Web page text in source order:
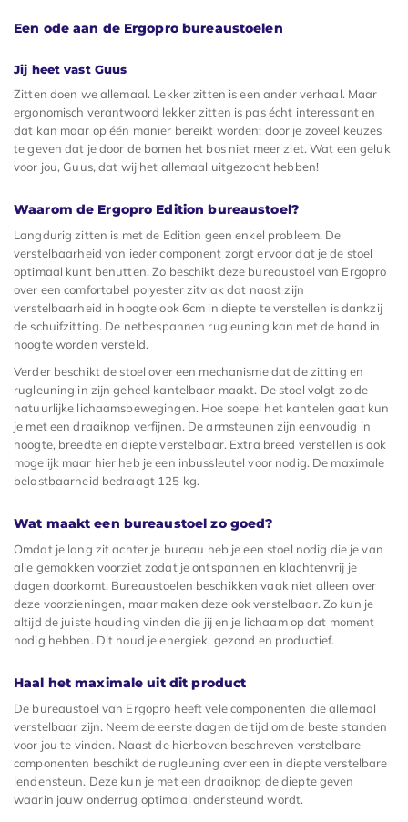
Een ode aan de Ergopro bureaustoelen
Jij heet vast Guus
Zitten doen we allemaal. Lekker zitten is een ander verhaal. Maar
ergonomisch verantwoord lekker zitten is pas écht interessant en
dat kan maar op één manier bereikt worden; door je zoveel keuzes
te geven dat je door de bomen het bos niet meer ziet. Wat een geluk
voor jou, Guus, dat wij het allemaal uitgezocht hebben!
Waarom de Ergopro Edition bureaustoel?
Langdurig zitten is met de Edition geen enkel probleem. De
verstelbaarheid van ieder component zorgt ervoor dat je de stoel
optimaal kunt benutten. Zo beschikt deze bureaustoel van Ergopro
over een comfortabel polyester zitvlak dat naast zijn
verstelbaarheid in hoogte ook 6cm in diepte te verstellen is dankzij
de schuifzitting. De netbespannen rugleuning kan met de hand in
hoogte worden versteld.
Verder beschikt de stoel over een mechanisme dat de zitting en
rugleuning in zijn geheel kantelbaar maakt. De stoel volgt zo de
natuurlijke lichaamsbewegingen. Hoe soepel het kantelen gaat kun
je met een draaiknop verfijnen. De armsteunen zijn eenvoudig in
hoogte, breedte en diepte verstelbaar. Extra breed verstellen is ook
mogelijk maar hier heb je een inbussleutel voor nodig. De maximale
belastbaarheid bedraagt 125 kg.
Wat maakt een bureaustoel zo goed?
Omdat je lang zit achter je bureau heb je een stoel nodig die je van
alle gemakken voorziet zodat je ontspannen en klachtenvrij je
dagen doorkomt. Bureaustoelen beschikken vaak niet alleen over
deze voorzieningen, maar maken deze ook verstelbaar. Zo kun je
altijd de juiste houding vinden die jij en je lichaam op dat moment
nodig hebben. Dit houd je energiek, gezond en productief.
Haal het maximale uit dit product
De bureaustoel van Ergopro heeft vele componenten die allemaal
verstelbaar zijn. Neem de eerste dagen de tijd om de beste standen
voor jou te vinden. Naast de hierboven beschreven verstelbare
componenten beschikt de rugleuning over een in diepte verstelbare
lendensteun. Deze kun je met een draaiknop de diepte geven
waarin jouw onderrug optimaal ondersteund wordt.